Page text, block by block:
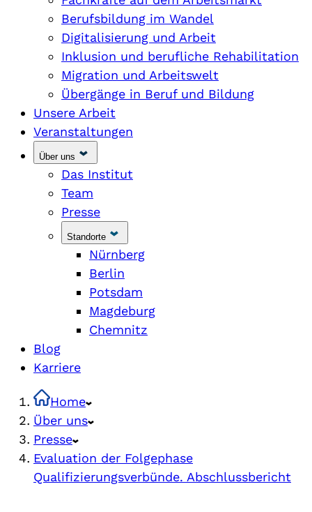
Berufsbildung im Wandel
Digitalisierung und Arbeit
Inklusion und berufliche Rehabilitation
Migration und Arbeitswelt
Übergänge in Beruf und Bildung
Unsere Arbeit
Veranstaltungen
Über uns
Das Institut
Team
Presse
Standorte
Nürnberg
Berlin
Potsdam
Magdeburg
Chemnitz
Blog
Karriere
Home
Über uns
Presse
Evaluation der Folgephase
Qualifizierungsverbünde. Abschlussbericht